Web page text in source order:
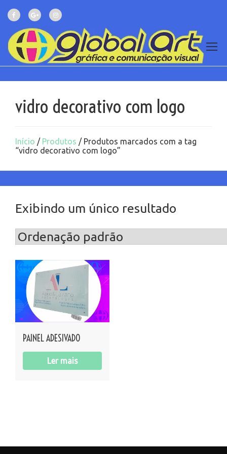
vidro decorativo com logo
Início / Produtos / Produtos marcados com a tag
“vidro decorativo com logo”
Exibindo um único resultado
PAINEL ADESIVADO
Ler mais